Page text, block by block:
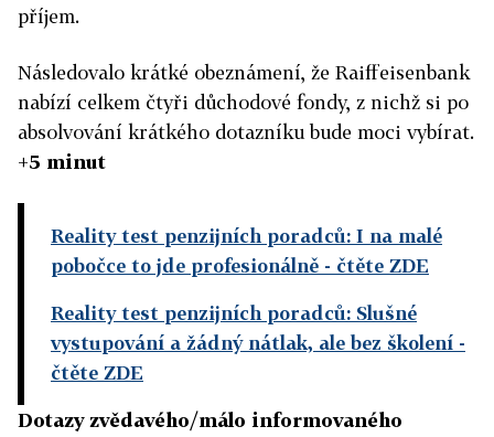
příjem.
Následovalo krátké obeznámení, že Raiffeisenbank
nabízí celkem čtyři důchodové fondy, z nichž si po
absolvování krátkého dotazníku bude moci vybírat.
+5 minut
Reality test penzijních poradců: I na malé
pobočce to jde profesionálně - čtěte ZDE
Reality test penzijních poradců: Slušné
vystupování a žádný nátlak, ale bez školení -
čtěte ZDE
Dotazy zvědavého/málo informovaného